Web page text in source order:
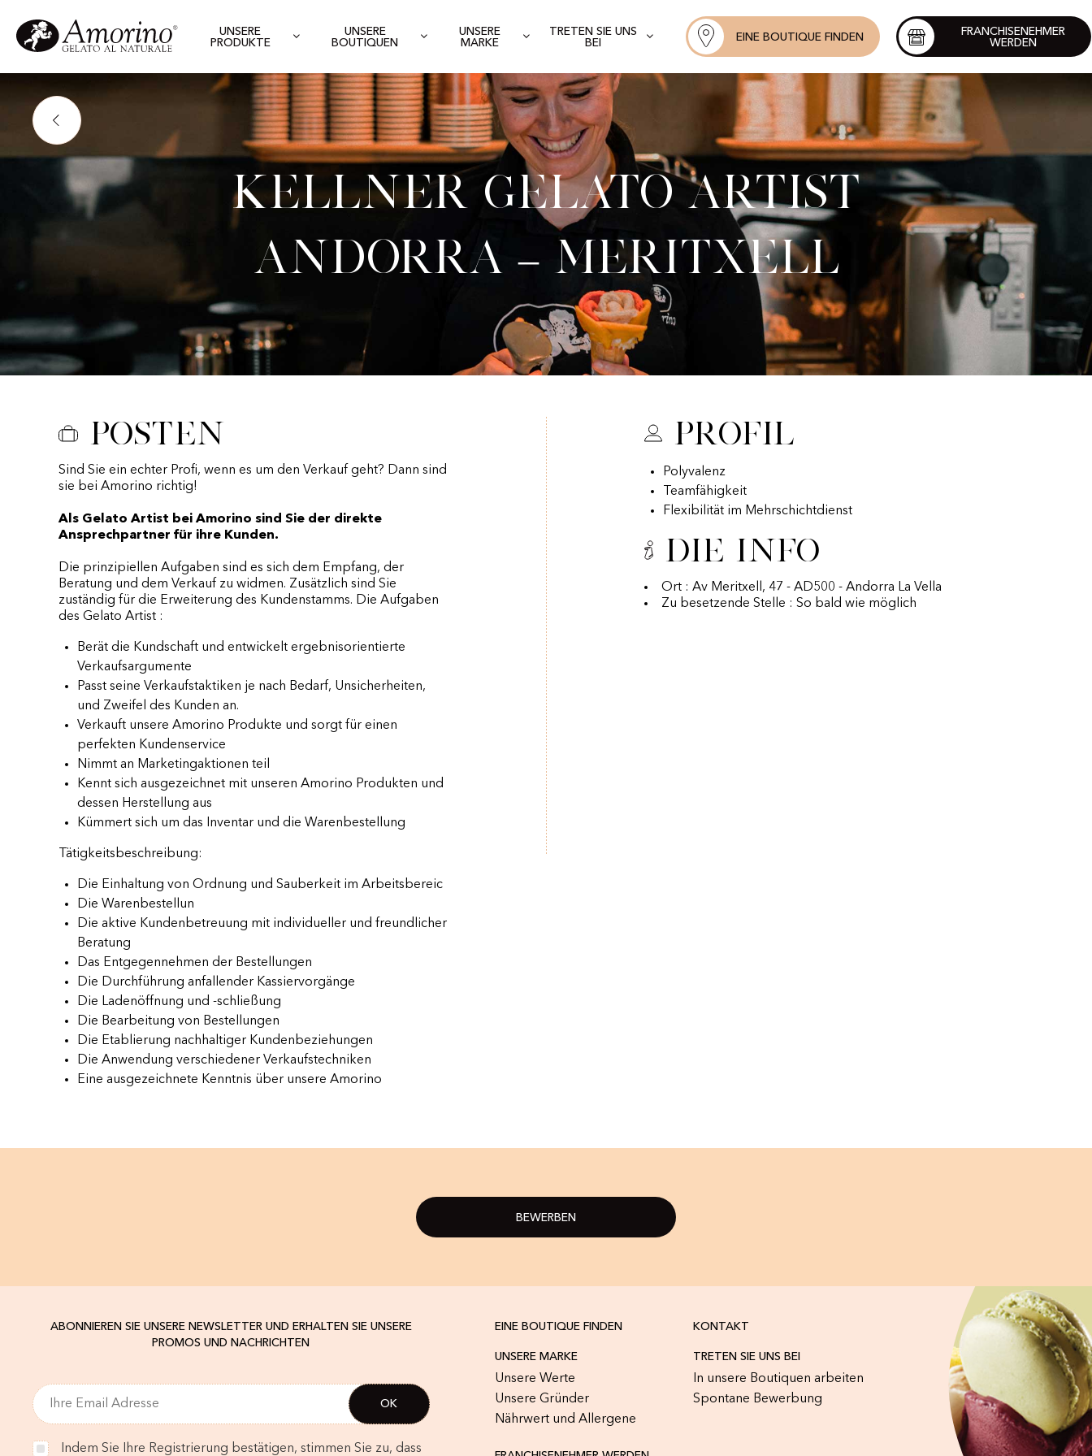
UNSERE
PRODUKTE
UNSERE
BOUTIQUEN
UNSERE
MARKE
TRETEN SIE UNS
BEI
EINE BOUTIQUE FINDEN
FRANCHISENEHMER
WERDEN
Kellner Gelato Artist
Andorra – Meritxell
Posten
Sind Sie ein echter Profi, wenn es um den Verkauf geht? Dann sind
sie bei Amorino richtig!
Als Gelato Artist bei Amorino sind Sie der direkte
Ansprechpartner für ihre Kunden.
Die prinzipiellen Aufgaben sind es sich dem Empfang, der
Beratung und dem Verkauf zu widmen. Zusätzlich sind Sie
zuständig für die Erweiterung des Kundenstamms. Die Aufgaben
des Gelato Artist :
Berät die Kundschaft und entwickelt ergebnisorientierte
Verkaufsargumente
Passt seine Verkaufstaktiken je nach Bedarf, Unsicherheiten,
und Zweifel des Kunden an.
Verkauft unsere Amorino Produkte und sorgt für einen
perfekten Kundenservice
Nimmt an Marketingaktionen teil
Kennt sich ausgezeichnet mit unseren Amorino Produkten und
dessen Herstellung aus
Kümmert sich um das Inventar und die Warenbestellung
Tätigkeitsbeschreibung:
Die Einhaltung von Ordnung und Sauberkeit im Arbeitsbereic
Die Warenbestellun
Die aktive Kundenbetreuung mit individueller und freundlicher
Beratung
Das Entgegennehmen der Bestellungen
Die Durchführung anfallender Kassiervorgänge
Die Ladenöffnung und -schließung
Die Bearbeitung von Bestellungen
Die Etablierung nachhaltiger Kundenbeziehungen
Die Anwendung verschiedener Verkaufstechniken
Eine ausgezeichnete Kenntnis über unsere Amorino
Profil
Polyvalenz
Teamfähigkeit
Flexibilität im Mehrschichtdienst
Die Info
Ort : Av Meritxell, 47 - AD500 - Andorra La Vella
Zu besetzende Stelle : So bald wie möglich
BEWERBEN
ABONNIEREN SIE UNSERE NEWSLETTER UND ERHALTEN SIE UNSERE
PROMOS UND NACHRICHTEN
Indem Sie Ihre Registrierung bestätigen, stimmen Sie zu, dass
EINE BOUTIQUE FINDEN KONTAKT
UNSERE MARKE
Unsere Werte
Unsere Gründer
Nährwert und Allergene
TRETEN SIE UNS BEI
In unsere Boutiquen arbeiten
Spontane Bewerbung